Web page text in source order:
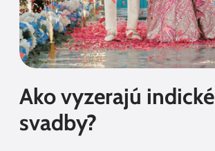
Ako vyzerajú indické
svadby?